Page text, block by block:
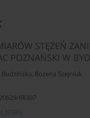
STĘŻEŃ
POZNAŃSKI W
, Bożena Szejniuk
68307
(PDF)